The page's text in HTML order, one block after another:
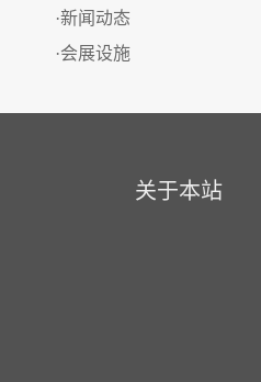
·新闻动态
·会展设施
关于本站